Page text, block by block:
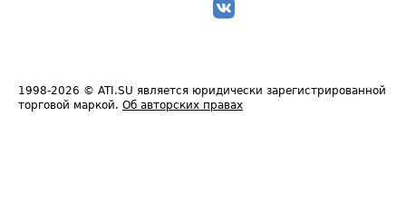
1998-2026 © ATI.SU является юридически зарегистрированной
торговой маркой. Об авторских правах